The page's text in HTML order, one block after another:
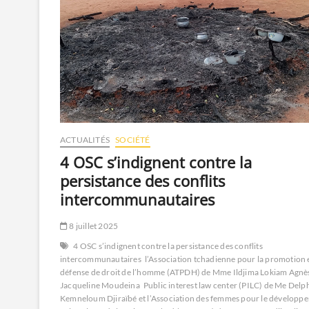
ACTUALITÉS SOCIÉTÉ
4 OSC s’indignent contre la
persistance des conflits
intercommunautaires
8 juillet 2025
4 OSC s’indignent contre la persistance des conflits
intercommunautaires l’Association tchadienne pour la promotion
défense de droit de l’homme (ATPDH) de Mme Ildjima Lokiam
Jacqueline Moudeina Public interest law center (PILC) de Me
Kemneloum Djiraïbé et l’Association des femmes pour le